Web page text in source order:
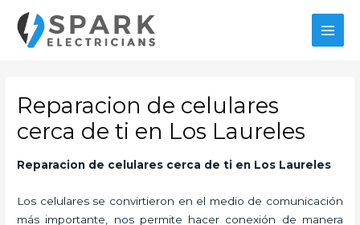
contenido
Reparacion de celulares
cerca de ti en Los Laureles
Reparacion de celulares cerca de ti en Los Laureles
Los celulares se convirtieron en el medio de comunicación
más importante, nos permite hacer conexión de manera